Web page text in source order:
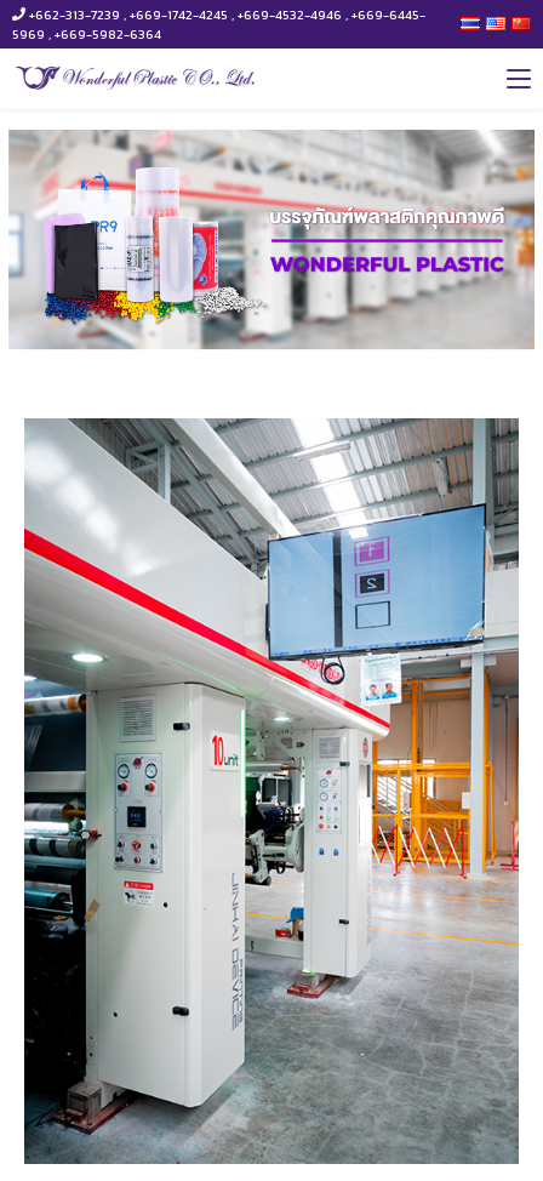
+662-313-7239 , +669-1742-4245 , +669-4532-4946 , +669-6445-
5969 , +669-5982-6364